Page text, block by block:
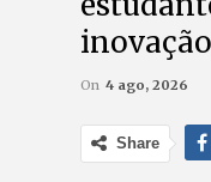
On 4 ago, 2026
Share